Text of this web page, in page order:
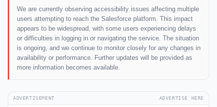
We are currently observing accessibility issues affecting multiple
users attempting to reach the Salesforce platform. This impact
appears to be widespread, with some users experiencing delays
or difficulties in logging in or navigating the service. The situation
is ongoing, and we continue to monitor closely for any changes in
availability or performance. Further updates will be provided as
more information becomes available.
ADVERTISEMENT ADVERTISE HERE